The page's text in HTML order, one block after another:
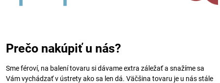
Prečo nakúpiť u nás?
Sme féroví, na balení tovaru si dávame extra záležať a snažíme sa
Vám vychádzať v ústrety ako sa len dá. Väčšina tovaru je u nás stále